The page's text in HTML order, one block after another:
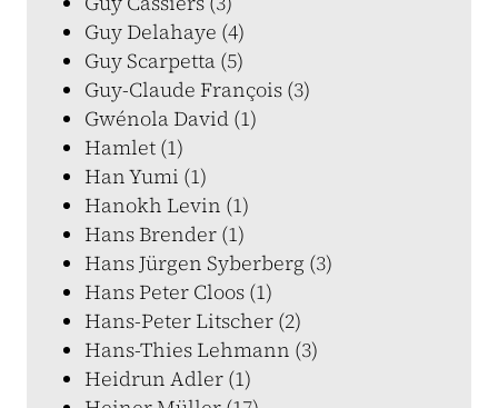
Guy Delahaye (4)
Guy Scarpetta (5)
Guy-Claude François (3)
Gwénola David (1)
Hamlet (1)
Han Yumi (1)
Hanokh Levin (1)
Hans Brender (1)
Hans Jürgen Syberberg (3)
Hans Peter Cloos (1)
Hans-Peter Litscher (2)
Hans-Thies Lehmann (3)
Heidrun Adler (1)